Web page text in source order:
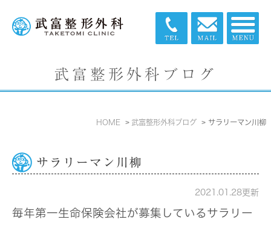
武富整形外科ブログ
HOME 武富整形外科ブログ サラリーマン川柳
サラリーマン川柳
2021.01.28更新
毎年第一生命保険会社が募集しているサラリー